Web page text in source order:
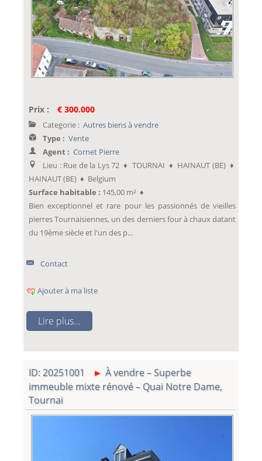
Prix : € 300.000
Categorie : Autres biens à vendre
Type : Vente
Agent : Cornet Pierre
Lieu : Rue de la Lys 72 ♦ TOURNAI ♦ HAINAUT (BE) ♦
HAINAUT (BE) ♦ Belgium
Surface habitable : 145,00 m² ♦
Bien exceptionnel et rare pour les passionnés de vieilles
pierres Tournaisiennes, un des derniers four à chaux datant
du 19ème siècle et l'un des p...
Contact
Ajouter à ma liste
Lire plus...
ID: 20251001
À vendre – Superbe
immeuble mixte rénové – Quai Notre Dame,
Tournai